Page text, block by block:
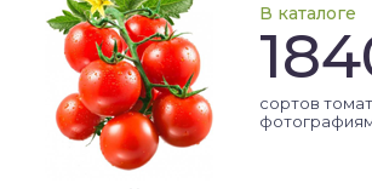
В каталоге
сортов